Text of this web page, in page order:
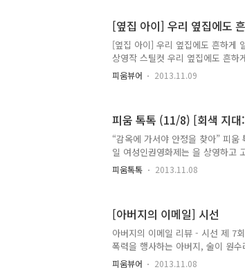
화 ‘옆집 아이’를 만났더라면 어땠
에서 최고의 권위와 힘을 자랑하는
못된 행동에 맞서 싸워야 하며, 사
있는 더..
[옆집 아이] 우리 옆집에도
[옆집 아이] 우리 옆집에도 흔하게
상영작 스틸컷 우리 옆집에도 흔하
않다. 유쾌하지도 않다. 이 영화는
울하다. 비가 추적추적 내리는 날,
2006년 7월 6일. 유사한 형태의 가
방향으로. 페니와 브래드는 가정폭
폐해를 똑같이 되물림하는 부모가
피움뷰어 2013.11.09
피움 톡톡 (11/8) [회색 지대
“감옥에 가서야 안정을 찾아” 피
일 여성인권영화제는 을 상영하고
과 박정민 청주 YWCA 통합상담소
객들과 소통하는 피움 톡톡을 열
관객은 “빈곤 가정에서 성장해서
가서야 ‘이제 드디어 안정된 상황
피해를 겪은 피해자가 외상후 스트
고통스러운 상황이 닥쳤..
피움톡톡 2013.11.08
[아버지의 이메일] 시선
아버지의 이메일 리뷰 - 시선 제 7
폭력을 행사하는 아버지, 술이 원
마시는 아버지, 아버지에게 맞고 도
피움뷰어 2013.11.08